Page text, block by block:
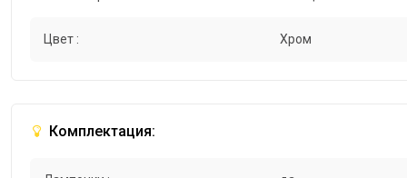
Цвет : Хром
Комплектация: